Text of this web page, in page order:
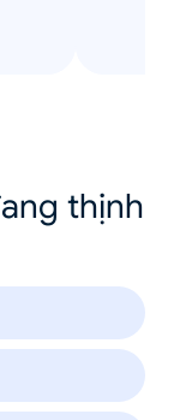
thịnh